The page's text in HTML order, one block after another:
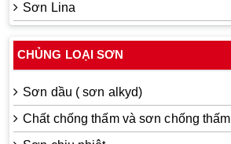
Sơn Lina
CHỦNG LOẠI SƠN
Sơn dầu ( sơn alkyd)
Chất chống thấm và sơn chống thấm